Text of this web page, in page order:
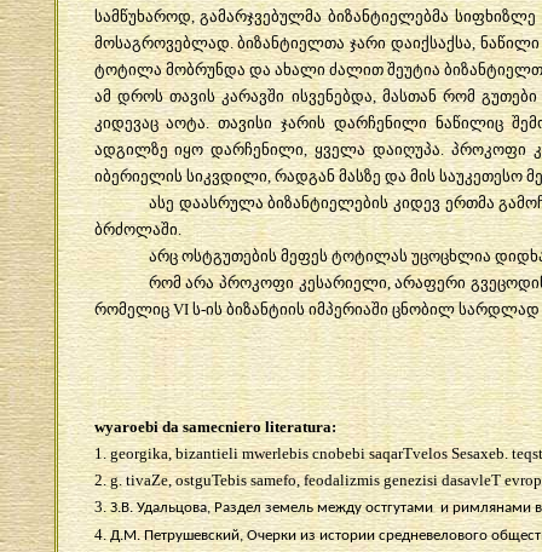
სამწუხაროდ,გამარჯვებულმა ბიზანტიელებმა სიფხიზლე
მოსაგროვებლად .ბიზანტიელთა ჯარი დაიქსაქსა,ნაწილი
ტოტილა მობრუნდა და ახალი ძალით შეუტია
ამ დროს თავის კარავში ისვენებდა , მასთან რომ გუთები
კიდევაც აოტა.თავისი ჯარის დარჩენილი ნაწილიც
ადგილზე იყო დარჩენილი,ყველა დაიღუპა .პროკოფი
იბერიელის სიკვდილი,რადგან მასზე და მის საუკეთესო
ასე დაასრულა ბიზანტიელების კიდევ ერთმა
ბრძოლაში
არც ოსტგუთების მეფეს ტოტილას უცოცხლია
რომ არა პროკოფი კესარიელი,არაფერი
რომელიცVI ს-ის ბიზანტიის იმპერიაში ცნობილ სარდლად
wyaroebi da samecniero literatura:
1. georgika, bizantieli mwerlebis cnobebi saqarTvelos Sesaxeb.
2. g. tivaZe, ostguTebis samefo, feodalizmis genezisi dasavleT
3. З.В. Удальцова, Раздел земель между остгутами и римлянами в
4. Д.М. Петрушевский, Очерки из истории средневелового